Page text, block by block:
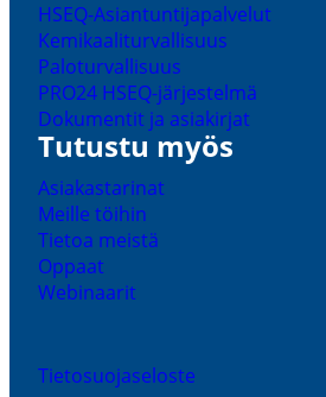
HSEQ-​Asiantuntijapalvelut
Kemikaa­li­tur­val­lisuus
Palotur­val­lisuus
PRO24 HSEQ-​järjestelmä
Dokumentit ja asiakirjat
Tutustu myös
Asiakas­ta­rinat
Meille töihin
Tietoa meistä
Oppaat
Webinaarit
Tieto­suo­ja­se­loste